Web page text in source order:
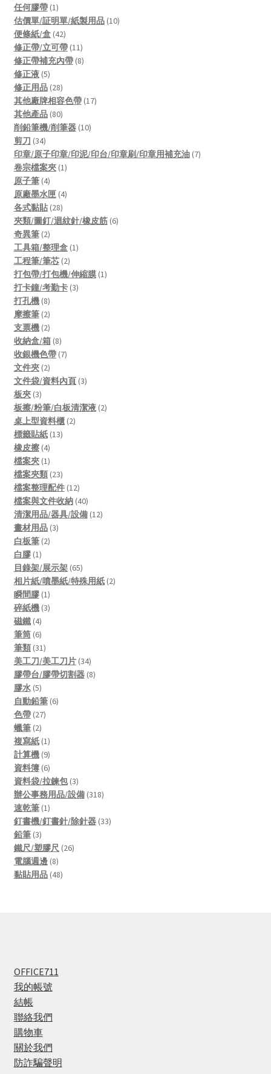
product
任何膠帶 11
product
估價單/証明單/紙製用品 1010
便條紙/盒 4242
products
修正帶/立可帶 1111
products
修正帶補充內帶 88
修正液 55
products
修正用品 2828
products
其他廠牌相容色帶 1717
其他產品 8080
products
削鉛筆機/削筆器 1010
剪刀 3434
products
印章/原子印章/印泥/印台/印章刷/印章用補充油 77
卷宗檔案夾 11
原子筆 44
products
原廠墨水匣 44
各式黏貼 2828
products
夾類/圖釘/迴紋針/橡皮筋 66
奇異筆 22
products
工具箱/整理盒 11
工程筆/筆芯 22
products
打包帶/打包機/伸縮膜 11
打卡鐘/考勤卡 33
打孔機 88
products
摩擦筆 22
products
支票機 22
products
收納盒/箱 88
products
收銀機色帶 77
文件夾 22
products
文件袋/資料內頁 33
板夾 33
products
板擦/粉筆/白板清潔液 22
桌上型資料櫃 22
標籤貼紙 1313
橡皮擦 44
products
檔案夾 11
product
檔案夾類 2323
products
檔案整理配件 1212
products
檔案與文件收納 4040
products
清潔用品/器具/設備 1212
畫材用品 33
白板筆 22
白膠 11
product
目錄架/展示架 6565
products
相片紙/噴墨紙/特殊用紙 22
瞬間膠 11
product
碎紙機 33
磁鐵 44
products
筆筒 66
products
筆類 3131
products
美工刀/美工刀片 3434
products
膠帶台/膠帶切割器 88
膠水 55
products
自動鉛筆 66
色帶 2727
蠟筆 22
products
複寫紙 11
product
計算機 99
products
資料簿 66
products
資料袋/拉鍊包 33
products
辦公事務用品/設備 318318
速乾筆 11
product
釘書機/釘書針/除針器 3333
鉛筆 33
products
鐵尺/塑膠尺 2626
電腦週邊 88
products
黏貼用品 4848
OFFICE711
我的帳號
結帳
聯絡我們
購物車
關於我們
防詐騙聲明